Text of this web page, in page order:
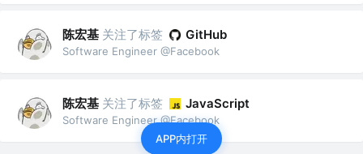
陈宏基 关注了标签 GitHub
Software Engineer @Facebook
陈宏基 关注了标签 JavaScript
Software Engineer @Facebook
APP内打开